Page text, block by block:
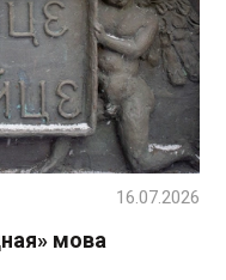
мова
16.07.2026